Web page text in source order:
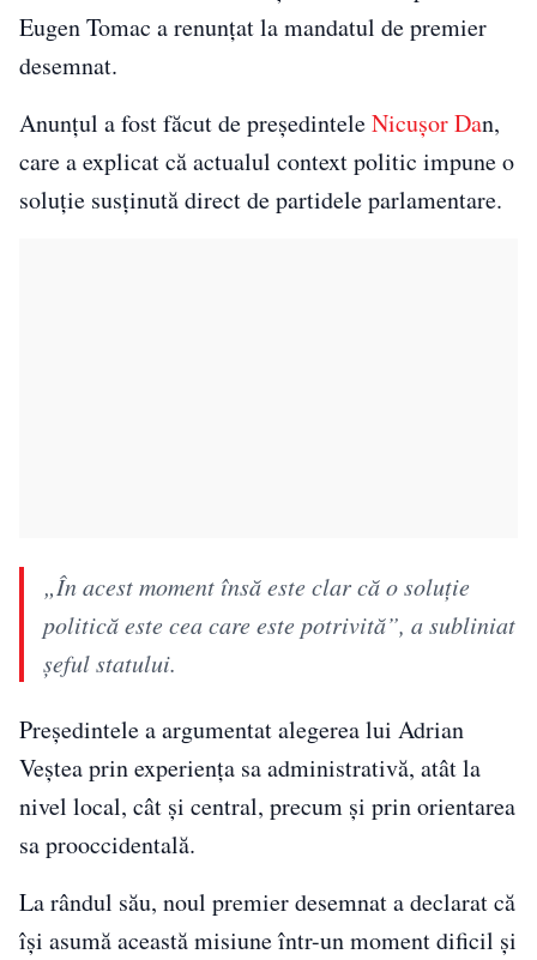
Eugen Tomac a renunțat la mandatul de premier
desemnat.
Anunțul a fost făcut de președinteleNicușor Dan,
care a explicat că actualul context politic impune o
soluție susținută direct de partidele parlamentare.
„În acest moment însă este clar că o soluţie
politică este cea care este potrivită”, a subliniat
șeful statului.
Președintele a argumentat alegerea lui Adrian
Veștea prin experiența sa administrativă, atât la
nivel local, cât și central, precum și prin orientarea
sa prooccidentală.
La rândul său, noul premier desemnat a declarat că
își asumă această misiune într-un moment dificil și